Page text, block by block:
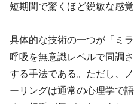
短期間で驚くほど鋭敏な感
具体的な技術の一つが「ミ
呼吸を無意識レベルで同調
する手法である。ただし、
ーリングは通常の心理学で